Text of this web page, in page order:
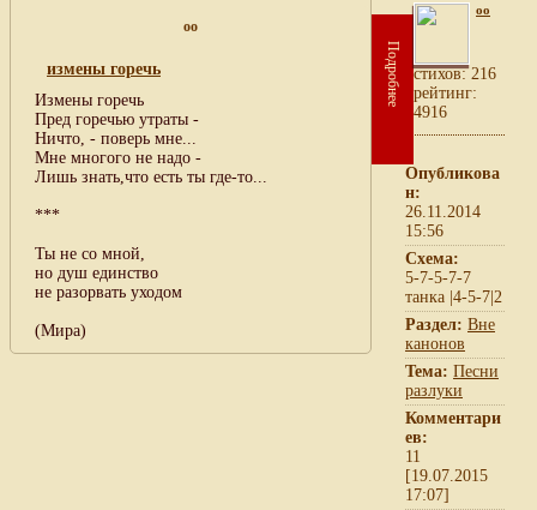
oo
измены горечь
Измены горечь
Пред горечью утраты -
Ничто, - поверь мне...
Мне многого не надо -
Лишь знать,что есть ты где-то...
***
Ты не со мной,
но душ единство
не разорвать уходом
(Мира)
Подробнее
oo
cтихов: 216
рейтинг:
4916
Опубликова
н:
26.11.2014
15:56
Схема:
5-7-5-7-7
танка |4-5-7|2
Раздел: Вне
канонов
Тема: Песни
разлуки
Комментари
ев:
11
[19.07.2015
17:07]